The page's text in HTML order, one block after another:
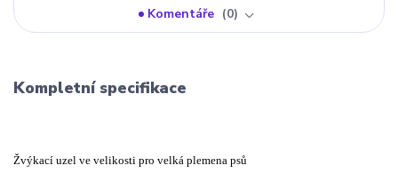
Komentáře
0
Kompletní specifikace
Žvýkací uzel ve velikosti pro velká plemena psů